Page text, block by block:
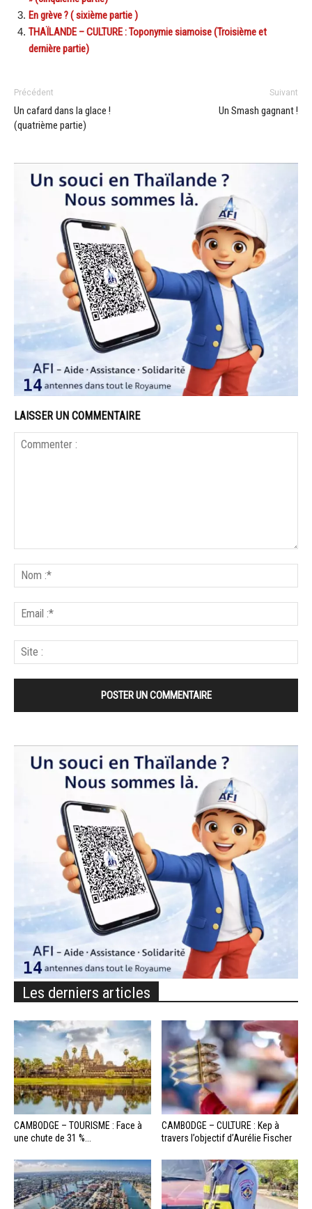
En grève ? ( sixième partie )
THAÏLANDE – CULTURE : Toponymie siamoise (Troisième et
dernière partie)
Précédent
Un cafard dans la glace !
(quatrième partie)
Suivant
Un Smash gagnant !
LAISSER UN COMMENTAIRE
Les derniers articles
CAMBODGE – TOURISME : Face à
une chute de 31 %...
CAMBODGE – CULTURE : Kep à
travers l’objectif d’Aurélie Fischer